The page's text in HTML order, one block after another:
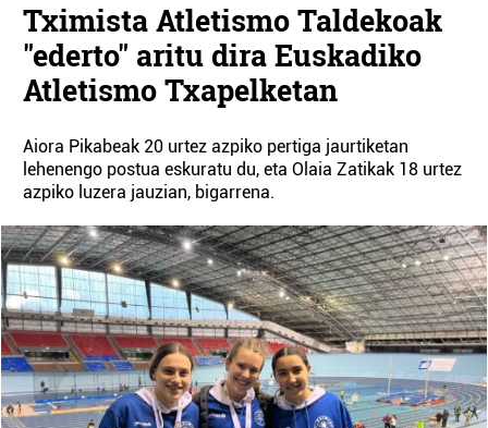
Tximista Atletismo Taldekoak
"ederto" aritu dira Euskadiko
Atletismo Txapelketan
Aiora Pikabeak 20 urtez azpiko pertiga jaurtiketan
lehenengo postua eskuratu du, eta Olaia Zatikak 18 urtez
azpiko luzera jauzian, bigarrena.